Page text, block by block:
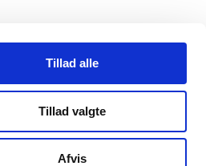
Tillad alle
Tillad valgte
Afvis